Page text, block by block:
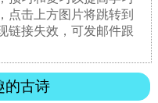
点击上方图片将跳转到
链接失效，可发邮件跟
的古诗